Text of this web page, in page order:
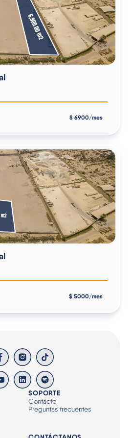
$ 6900/mes
$ 5000/mes
SOPORTE
Contacto
Preguntas frecuentes